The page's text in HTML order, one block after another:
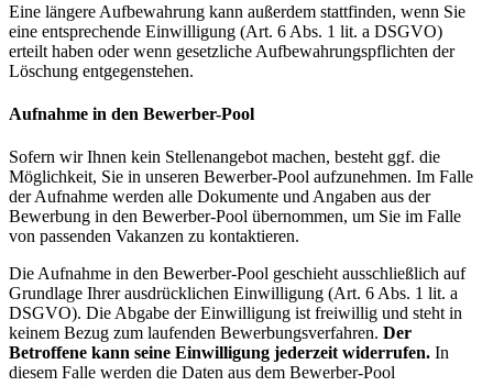
Eine längere Aufbewahrung kann außerdem stattfinden, wenn Sie
eine entsprechende Einwilligung (Art. 6 Abs. 1 lit. a DSGVO)
erteilt haben oder wenn gesetzliche Aufbewahrungspflichten der
Löschung entgegenstehen.
Aufnahme in den Bewerber-Pool
Sofern wir Ihnen kein Stellenangebot machen, besteht ggf. die
Möglichkeit, Sie in unseren Bewerber-Pool aufzunehmen. Im Falle
der Aufnahme werden alle Dokumente und Angaben aus der
Bewerbung in den Bewerber-Pool übernommen, um Sie im Falle
von passenden Vakanzen zu kontaktieren.
Die Aufnahme in den Bewerber-Pool geschieht ausschließlich auf
Grundlage Ihrer ausdrücklichen Einwilligung (Art. 6 Abs. 1 lit. a
DSGVO). Die Abgabe der Einwilligung ist freiwillig und steht in
keinem Bezug zum laufenden Bewerbungsverfahren. Der
Betroffene kann seine Einwilligung jederzeit widerrufen. In
diesem Falle werden die Daten aus dem Bewerber-Pool